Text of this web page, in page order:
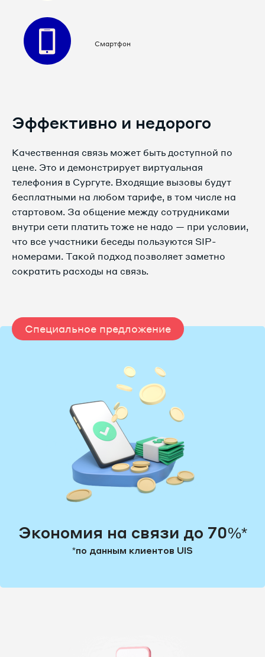
8 3462 38-26-42
8 3462 38-27-08
8 3462 38-27-09
8 3462 38-27-24
8 3462 38-27-29
8 3462 38-27-82
8 3462 38-28-04
8 3462 38-28-07
8 3462 38-28-14
8 3462 38-28-16
8 3462 38-28-30
Смартфон
Эффективно и недорого
Качественная связь может быть доступной по
цене. Это и демонстрирует виртуальная
телефония в Сургуте. Входящие вызовы будут
бесплатными на любом тарифе, в том числе на
стартовом. За общение между сотрудниками
внутри сети платить тоже не надо — при условии,
что все участники беседы пользуются SIP-
номерами. Такой подход позволяет заметно
сократить расходы на связь.
Специальное предложение
Экономия на связи до 70%*
*по данным клиентов UIS